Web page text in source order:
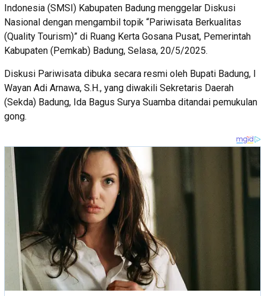
Indonesia (SMSI) Kabupaten Badung menggelar Diskusi
Nasional dengan mengambil topik “Pariwisata Berkualitas
(Quality Tourism)” di Ruang Kerta Gosana Pusat, Pemerintah
Kabupaten (Pemkab) Badung, Selasa, 20/5/2025.
Diskusi Pariwisata dibuka secara resmi oleh Bupati Badung, I
Wayan Adi Arnawa, S.H., yang diwakili Sekretaris Daerah
(Sekda) Badung, Ida Bagus Surya Suamba ditandai pemukulan
gong.